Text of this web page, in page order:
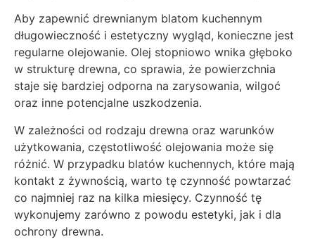
Aby zapewnić drewnianym blatom kuchennym
długowieczność i estetyczny wygląd, konieczne jest
regularne olejowanie. Olej stopniowo wnika głęboko
w strukturę drewna, co sprawia, że powierzchnia
staje się bardziej odporna na zarysowania, wilgoć
oraz inne potencjalne uszkodzenia.
W zależności od rodzaju drewna oraz warunków
użytkowania, częstotliwość olejowania może się
różnić. W przypadku blatów kuchennych, które mają
kontakt z żywnością, warto tę czynność powtarzać
co najmniej raz na kilka miesięcy. Czynność tę
wykonujemy zarówno z powodu estetyki, jak i dla
ochrony drewna.